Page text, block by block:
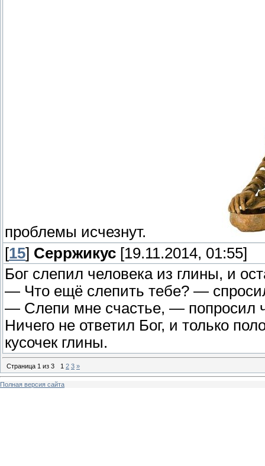
проблемы исчезнут.
[15] Серржикус [19.11.2014, 01:55]
Бог слепил человека из глины, и
— Что ещё слепить тебе? —
— Слепи мне счастье, — попросил
Ничего не ответил Бог, и только
кусочек глины.
Страница 1 из 3 1 2 3 »
Полная версия сайта